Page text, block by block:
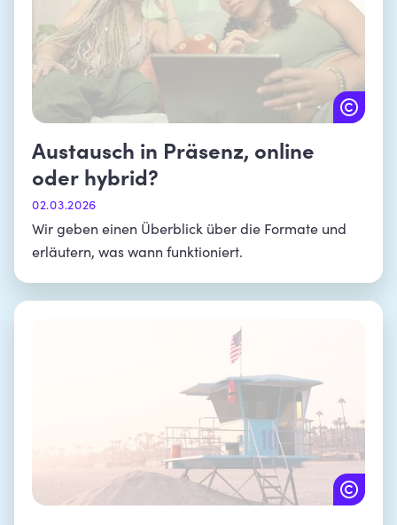
Austausch in Präsenz, online
oder hybrid?
02.03.2026
Wir geben einen Überblick über die Formate und
erläutern, was wann funktioniert.